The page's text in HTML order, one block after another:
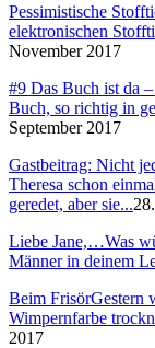
Pessimistische
elektronischen
November 2017
#9 Das Buch ist da
Buch, so richtig in
September 2017
Gastbeitrag: Nicht
Theresa schon
geredet, aber sie...
Liebe Jane,…Was
Männer in deinem
Beim FrisörGestern
Wimpernfarbe
2017